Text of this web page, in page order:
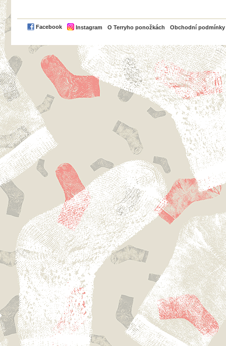
Facebook Instagram O Terryho ponožkách Obchodní podmínky
PayPal